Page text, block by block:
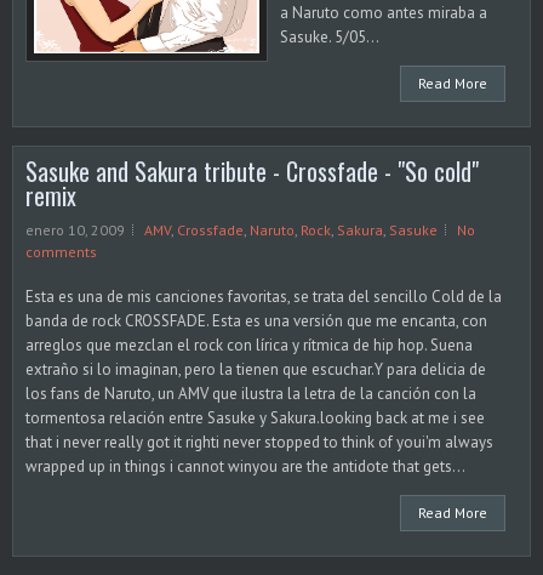
a Naruto como antes miraba a
Sasuke. 5/05...
Read More
Sasuke and Sakura tribute - Crossfade - "So cold"
remix
enero 10, 2009 AMV, Crossfade Naruto Rock Sakura Sasuke
No
comments
Esta es una de mis canciones favoritas, se trata del sencillo Cold de la
banda de rock CROSSFADE. Esta es una versión que me encanta, con
arreglos que mezclan el rock con lírica y rítmica de hip hop. Suena
extraño si lo imaginan, pero la tienen que escuchar.Y para delicia de
los fans de Naruto, un AMV que ilustra la letra de la canción con la
tormentosa relación entre Sasuke y Sakura.looking back at me i see
that i never really got it righti never stopped to think of youi'm always
wrapped up in things i cannot winyou are the antidote that gets...
Read More